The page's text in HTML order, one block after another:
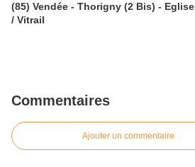
(85) Vendée - Thorigny (2 Bis) - Eglise
/ Vitrail
Commentaires
Ajouter un commentaire